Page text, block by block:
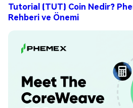
Tutorial (TUT) Coin Nedir?
Rehberi ve Önemi